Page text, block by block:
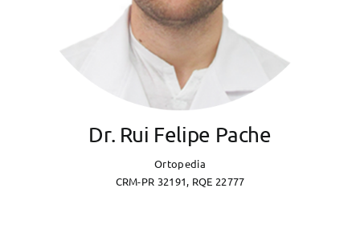
Dr. Rui Felipe Pache
Ortopedia
CRM-PR 32191, RQE 22777